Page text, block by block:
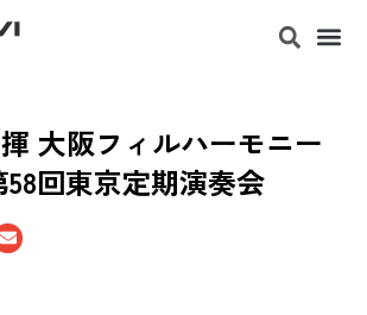
大阪フィルハーモニー
回東京定期演奏会